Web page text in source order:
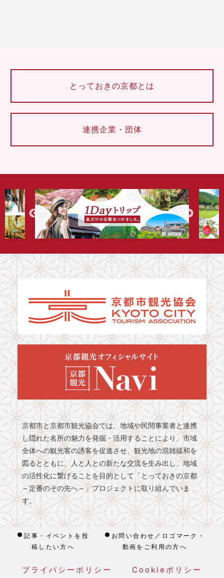
とっておきの京都とは
連携企業・団体
京都市と京都市観光協会では、地域や民間事業者と連携
し隠れた名所の魅力を発掘・活用することにより、市域
全体への観光客の誘客を促進させ、観光地の混雑緩和を
図るとともに、人と人との新たな交流を生み出し、地域
の活性化に繋げることを目的として「とっておきの京都
～定番のその先へ～」プロジェクトに取り組んでいま
す。
記事・イベントを投
稿したい方へ
お問い合わせ／ロゴマーク・
動画をご利用の方へ
プライバシーポリシー Cookieポリシー